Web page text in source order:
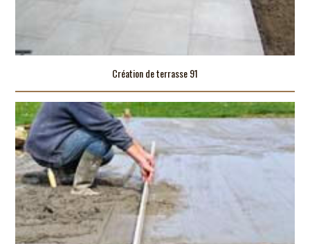
Création de terrasse 91